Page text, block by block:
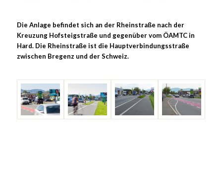
Die Anlage befindet sich an der Rheinstraße nach der
Kreuzung Hofsteigstraße und gegenüber vom ÖAMTC in
Hard. Die Rheinstraße ist die Hauptverbindungsstraße
zwischen Bregenz und der Schweiz.